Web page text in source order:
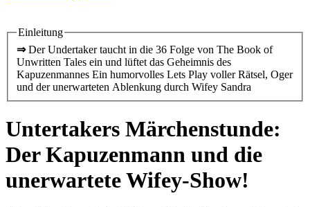
Einleitung
⇒Der Undertaker taucht in die 36 Folge von The Book of
Unwritten Tales ein und lüftet das Geheimnis des
Kapuzenmannes Ein humorvolles Lets Play voller Rätsel, Oger
und der unerwarteten Ablenkung durch Wifey Sandra
Untertakers Märchenstunde:
Der Kapuzenmann und die
unerwartete Wifey-Show!